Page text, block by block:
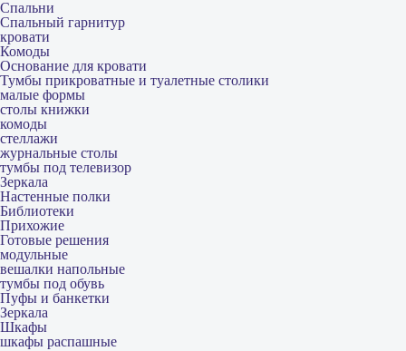
Спальни
Спальный гарнитур
кровати
Комоды
Основание для кровати
Тумбы прикроватные и туалетные столики
малые формы
столы книжки
комоды
стеллажи
журнальные столы
тумбы под телевизор
Зеркала
Настенные полки
Библиотеки
Прихожие
Готовые решения
модульные
вешалки напольные
тумбы под обувь
Пуфы и банкетки
Зеркала
Шкафы
шкафы распашные